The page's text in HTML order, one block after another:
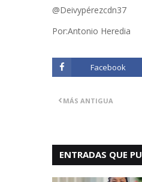
@Deivypérezcdn37
Por:Antonio Heredia
Facebook
MÁS ANTIGUA
ENTRADAS QUE